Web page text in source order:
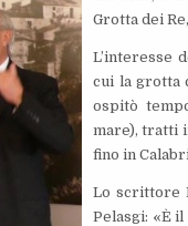
Grotta dei
L’interesse
cui la grotta
ospitò
mare), tratti
fino in
Lo scrittore
Pelasgi: «È